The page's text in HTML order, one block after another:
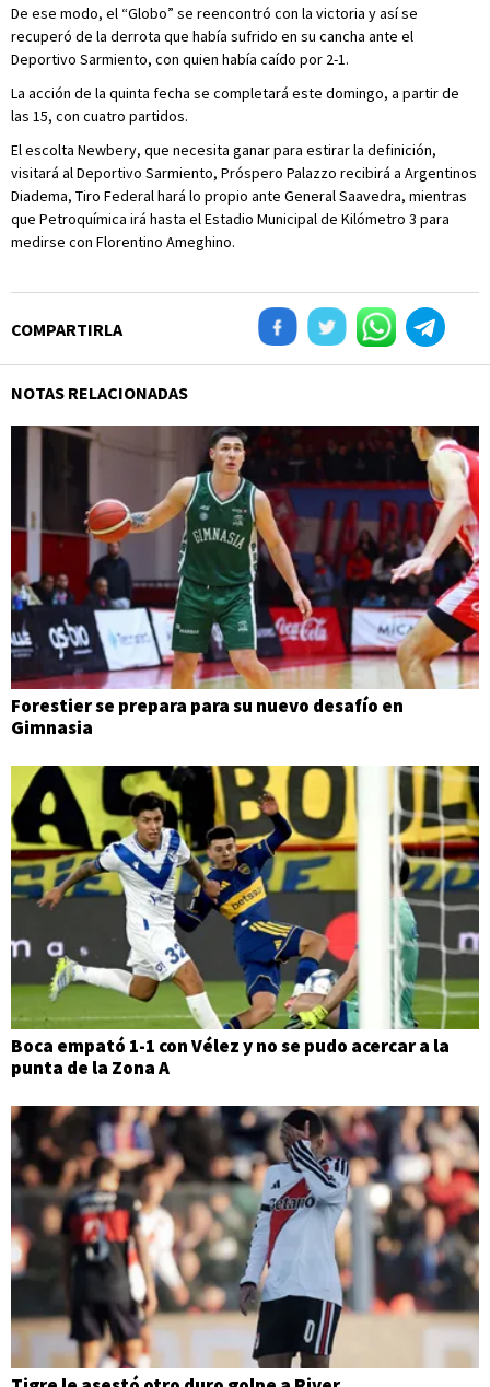
De ese modo, el “Globo” se reencontró con la victoria y así se
recuperó de la derrota que había sufrido en su cancha ante el
Deportivo Sarmiento, con quien había caído por 2-1.
La acción de la quinta fecha se completará este domingo, a partir de
las 15, con cuatro partidos.
El escolta Newbery, que necesita ganar para estirar la definición,
visitará al Deportivo Sarmiento, Próspero Palazzo recibirá a Argentinos
Diadema, Tiro Federal hará lo propio ante General Saavedra, mientras
que Petroquímica irá hasta el Estadio Municipal de Kilómetro 3 para
medirse con Florentino Ameghino.
COMPARTIRLA
NOTAS RELACIONADAS
Forestier se prepara para su nuevo desafío en
Gimnasia
Boca empató 1-1 con Vélez y no se pudo acercar a la
punta de la Zona A